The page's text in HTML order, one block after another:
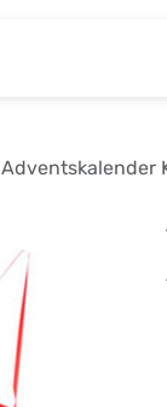
Adventskalender